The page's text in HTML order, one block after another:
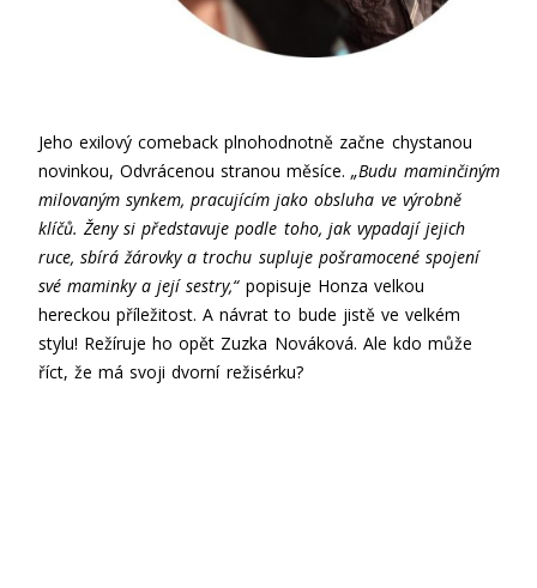
Jeho exilový comeback plnohodnotně začne chystanou
novinkou, Odvrácenou stranou měsíce.„Budu maminčiným
milovaným synkem, pracujícím jako obsluha ve výrobně
klíčů. Ženy si představuje podle toho, jak vypadají jejich
ruce, sbírá žárovky a trochu supluje pošramocené spojení
své maminky a její sestry,“ popisuje Honza velkou
hereckou příležitost. A návrat to bude jistě ve velkém
stylu! Režíruje ho opět Zuzka Nováková. Ale kdo může
říct, že má svoji dvorní režisérku?